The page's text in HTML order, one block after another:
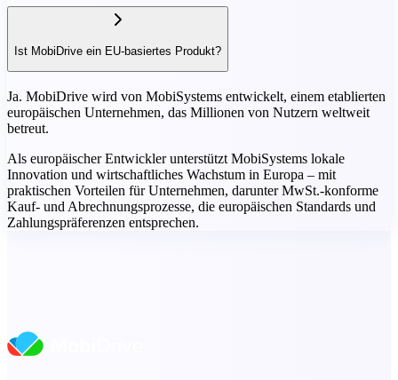
Ist MobiDrive ein EU-basiertes Produkt?
Ja. MobiDrive wird von MobiSystems entwickelt, einem etablierten
europäischen Unternehmen, das Millionen von Nutzern weltweit
betreut.
Als europäischer Entwickler unterstützt MobiSystems lokale
Innovation und wirtschaftliches Wachstum in Europa – mit
praktischen Vorteilen für Unternehmen, darunter MwSt.-konforme
Kauf- und Abrechnungsprozesse, die europäischen Standards und
Zahlungspräferenzen entsprechen.